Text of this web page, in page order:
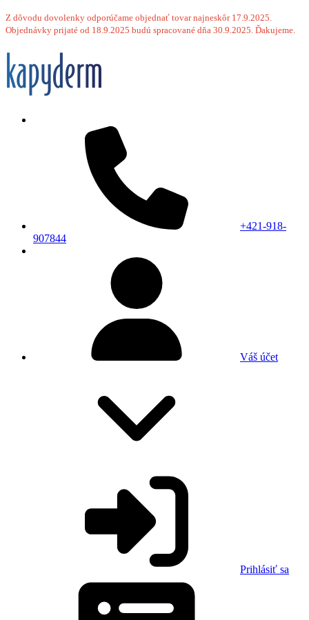
Z dôvodu dovolenky odporúčame objednať tovar najneskôr 17.9.2025.
Objednávky prijaté od 18.9.2025 budú spracované dňa 30.9.2025. Ďakujeme.
+421-918-
907844
Váš účet
Prihlásiť sa